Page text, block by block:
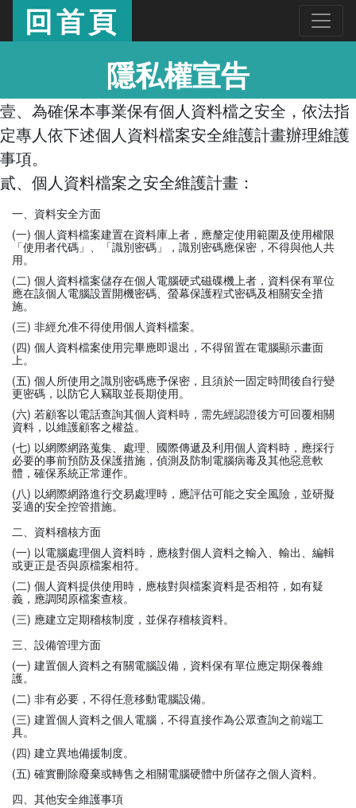
回首頁
隱私權宣告
壹、為確保本事業保有個人資料檔之安全，依法指
定專人依下述個人資料檔案安全維護計畫辦理維護
事項。
貳、個人資料檔案之安全維護計畫：
一、資料安全方面
(一) 個人資料檔案建置在資料庫上者，應釐定使用範圍及使用權限
「使用者代碼」、「識別密碼」，識別密碼應保密，不得與他人共
用。
(二) 個人資料檔案儲存在個人電腦硬式磁碟機上者，資料保有單位
應在該個人電腦設置開機密碼、螢幕保護程式密碼及相關安全措
施。
(三) 非經允准不得使用個人資料檔案。
(四) 個人資料檔案使用完畢應即退出，不得留置在電腦顯示畫面
上。
(五) 個人所使用之識別密碼應予保密，且須於一固定時間後自行變
更密碼，以防它人竊取並長期使用。
(六) 若顧客以電話查詢其個人資料時，需先經認證後方可回覆相關
資料，以維護顧客之權益。
(七) 以網際網路蒐集、處理、國際傳遞及利用個人資料時，應採行
必要的事前預防及保護措施，偵測及防制電腦病毒及其他惡意軟
體，確保系統正常運作。
(八) 以網際網路進行交易處理時，應評估可能之安全風險，並研擬
妥適的安全控管措施。
二、資料稽核方面
(一) 以電腦處理個人資料時，應核對個人資料之輸入、輸出、編輯
或更正是否與原檔案相符。
(二) 個人資料提供使用時，應核對與檔案資料是否相符，如有疑
義，應調閱原檔案查核。
(三) 應建立定期稽核制度，並保存稽核資料。
三、設備管理方面
(一) 建置個人資料之有關電腦設備，資料保有單位應定期保養維
護。
(二) 非有必要，不得任意移動電腦設備。
(三) 建置個人資料之個人電腦，不得直接作為公眾查詢之前端工
具。
(四) 建立異地備援制度。
(五) 確實刪除廢棄或轉售之相關電腦硬體中所儲存之個人資料。
四、其他安全維護事項